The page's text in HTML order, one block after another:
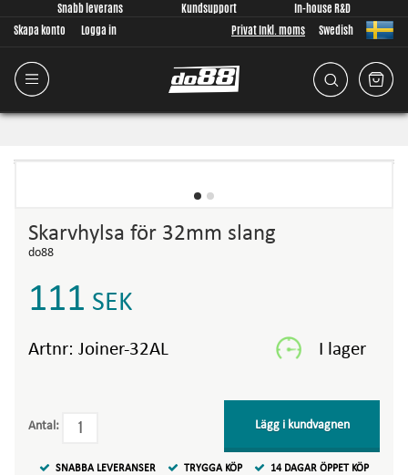
Snabb leverans Kundsupport
In-house R&D
Skapa konto
Logga in Privat Inkl. moms Swedish
Skarvhylsa för 32mm slang
do88
111 SEK
Artnr: Joiner-32AL
Antal: Lägg i kundvagnen
SNABBA LEVERANSER TRYGGA KÖP 14 DAGAR ÖPPET KÖP